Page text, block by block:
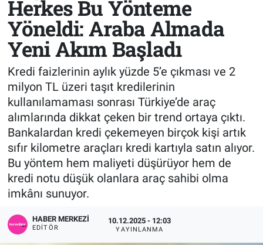
Herkes Bu Yönteme
Yöneldi: Araba Almada
Yeni Akım Başladı
Kredi faizlerinin aylık yüzde 5’e çıkması ve 2
milyon TL üzeri taşıt kredilerinin
kullanılamaması sonrası Türkiye’de araç
alımlarında dikkat çeken bir trend ortaya çıktı.
Bankalardan kredi çekemeyen birçok kişi artık
sıfır kilometre araçları kredi kartıyla satın alıyor.
Bu yöntem hem maliyeti düşürüyor hem de
kredi notu düşük olanlara araç sahibi olma
imkânı sunuyor.
HABER MERKEZI
EDITÖR
10.12.2025 - 12:03
YAYINLANMA
Sağlık
Spor
Teknoloji
Tv Medya
KÜLTÜR SANAT